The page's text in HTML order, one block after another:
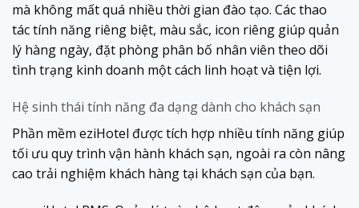
mà không mất quá nhiều thời gian đào tạo. Các thao
tác tính năng riêng biệt, màu sắc, icon riêng giúp quản
lý hàng ngày, đặt phòng phân bố nhân viên theo dõi
tình trạng kinh doanh một cách linh hoạt và tiện lợi.
Hệ sinh thái tính năng đa dạng dành cho khách sạn
Phần mềm eziHotel được tích hợp nhiều tính năng giúp
tối ưu quy trình vận hành khách sạn, ngoài ra còn nâng
cao trải nghiệm khách hàng tại khách sạn của bạn.